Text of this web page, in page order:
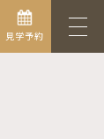
見学予約